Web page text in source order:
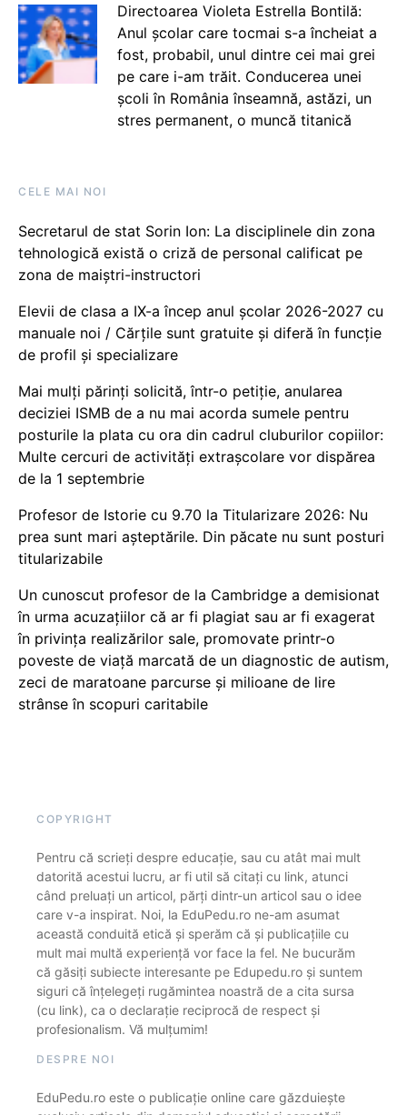
Directoarea Violeta Estrella Bontilă:
Anul școlar care tocmai s-a încheiat a
fost, probabil, unul dintre cei mai grei
pe care i-am trăit. Conducerea unei
școli în România înseamnă, astăzi, un
stres permanent, o muncă titanică
CELE MAI NOI
Secretarul de stat Sorin Ion: La disciplinele din zona
tehnologică există o criză de personal calificat pe
zona de maiștri-instructori
Elevii de clasa a IX-a încep anul școlar 2026-2027 cu
manuale noi / Cărțile sunt gratuite și diferă în funcție
de profil și specializare
Mai mulți părinți solicită, într-o petiție, anularea
deciziei ISMB de a nu mai acorda sumele pentru
posturile la plata cu ora din cadrul cluburilor copiilor:
Multe cercuri de activități extrașcolare vor dispărea
de la 1 septembrie
Profesor de Istorie cu 9.70 la Titularizare 2026: Nu
prea sunt mari așteptările. Din păcate nu sunt posturi
titularizabile
Un cunoscut profesor de la Cambridge a demisionat
în urma acuzațiilor că ar fi plagiat sau ar fi exagerat
în privința realizărilor sale, promovate printr-o
poveste de viață marcată de un diagnostic de autism,
zeci de maratoane parcurse și milioane de lire
strânse în scopuri caritabile
COPYRIGHT
Pentru că scrieți despre educație, sau cu atât mai mult
datorită acestui lucru, ar fi util să citați cu link, atunci
când preluați un articol, părți dintr-un articol sau o idee
care v-a inspirat. Noi, la EduPedu.ro ne-am asumat
această conduită etică și sperăm că și publicațiile cu
mult mai multă experiență vor face la fel. Ne bucurăm
că găsiți subiecte interesante pe Edupedu.ro și suntem
siguri că înțelegeți rugămintea noastră de a cita sursa
(cu link), ca o declarație reciprocă de respect și
profesionalism. Vă mulțumim!
DESPRE NOI
EduPedu.ro este o publicație online care găzduiește